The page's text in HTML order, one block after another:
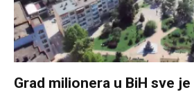
Grad milionera u BiH sve